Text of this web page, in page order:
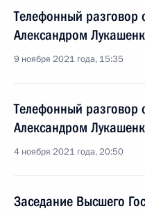
Телефонный разговор
Александром
9 ноября 2021 года, 15:35
Телефонный разговор
Александром
4 ноября 2021 года, 20:50
Заседание Высшего